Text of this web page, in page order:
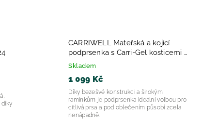
2024
díky
CARRIWELL Mateřská a kojící
podprsenka s Carri-Gel kosticemi -
BÍLÁ 2024
Skladem
1 099 Kč
Díky bezešvé konstrukci a širokým
ramínkům je podprsenka ideální volbou pro
citlivá prsa a pod oblečením působí zcela
nenápadně.